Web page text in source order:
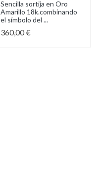
Sencilla sortija en Oro
Amarillo 18k.combinando
el símbolo del ...
360,00 €